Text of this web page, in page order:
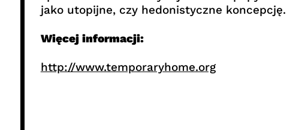
jako utopijne, czy hedonistyczne koncepcję.
Więcej informacji:
http://www.temporaryhome.org